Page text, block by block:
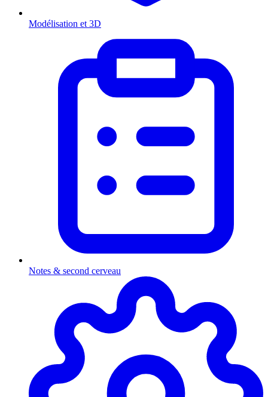
Modélisation et 3D
Notes & second cerveau